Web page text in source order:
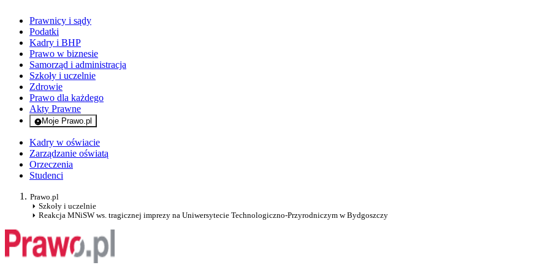
Prawnicy i sądy
Podatki
Kadry i BHP
Prawo w biznesie
Samorząd i administracja
Szkoły i uczelnie
Zdrowie
Prawo dla każdego
Akty Prawne
Moje Prawo.pl
- rejestracja i logowanie do serwisu
Kadry w oświacie
Zarządzanie oświatą
Orzeczenia
Studenci
Prawo.pl
Szkoły i uczelnie
Reakcja MNiSW ws. tragicznej imprezy na Uniwersytecie Technologiczno-Przyrodniczym w Bydgoszczy